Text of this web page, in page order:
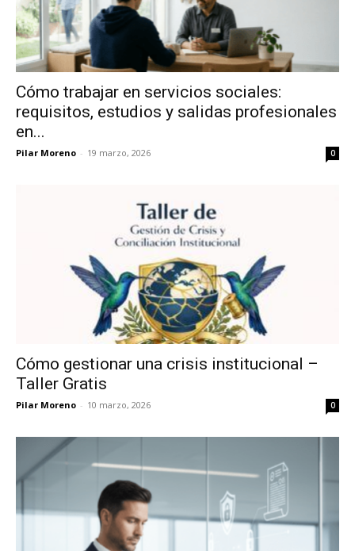
Cómo trabajar en servicios sociales:
requisitos, estudios y salidas profesionales
en...
Pilar Moreno - 19 marzo, 2026 0
Cómo gestionar una crisis institucional –
Taller Gratis
Pilar Moreno - 10 marzo, 2026 0